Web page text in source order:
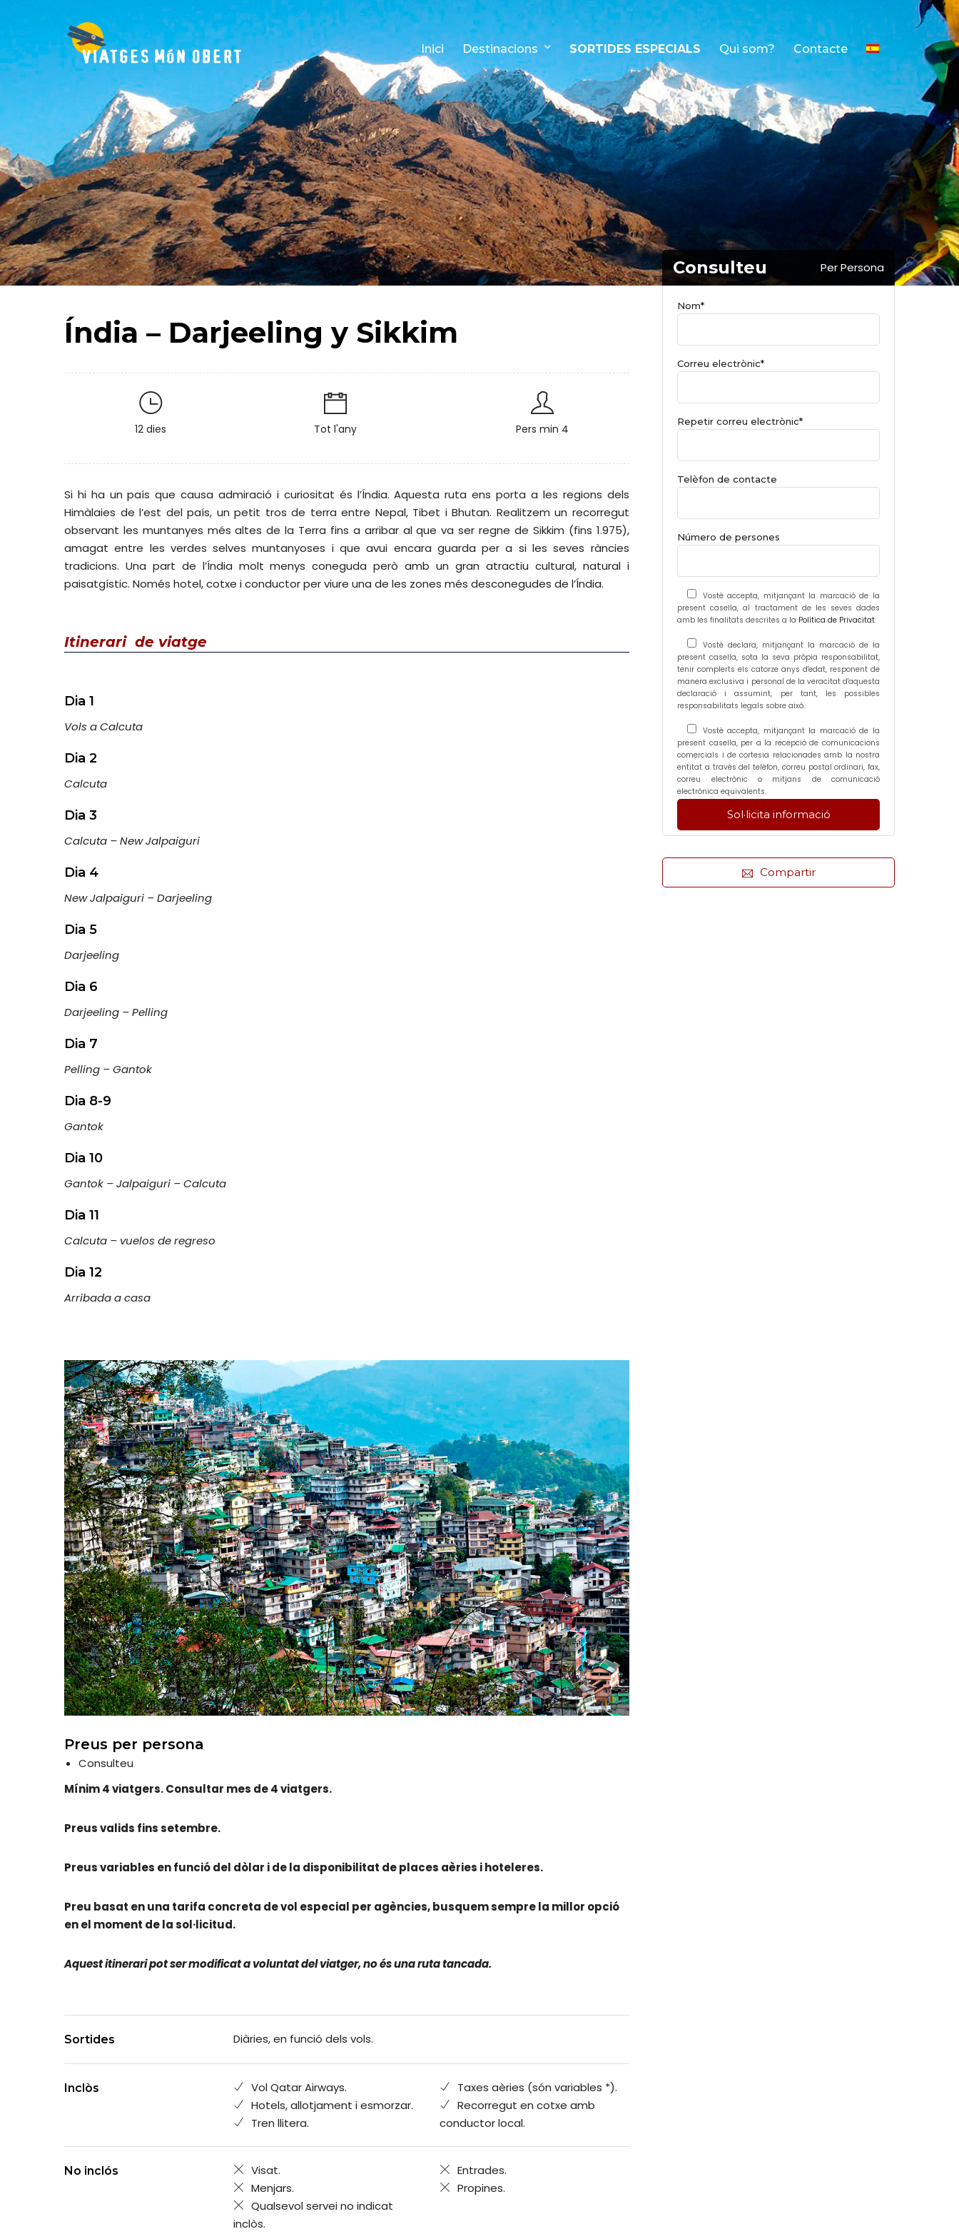
Inici Destinacions SORTIDES ESPECIALS Qui som? Contacte
Consulteu Per Persona
Nom*
Correu electrònic*
Repetir correu electrònic*
Telèfon de contacte
Número de persones
Vostè accepta, mitjançant la marcació de la
present casella, al tractament de les seves dades
amb les finalitats descrites a la Política de Privacitat.
Vostè declara, mitjançant la marcació de la
present casella, sota la seva pròpia responsabilitat,
tenir complerts els catorze anys d'edat, responent de
manera exclusiva i personal de la veracitat d'aquesta
declaració i assumint, per tant, les possibles
responsabilitats legals sobre això.
Vostè accepta, mitjançant la marcació de la
present casella, per a la recepció de comunicacions
comercials i de cortesia relacionades amb la nostra
entitat a través del telèfon, correu postal ordinari, fax,
correu electrònic o mitjans de comunicació
electrònica equivalents.
Compartir
Índia – Darjeeling y Sikkim
12 dies Tot l'any Pers min 4
Si hi ha un país que causa admiració i curiositat és l’Índia. Aquesta ruta ens porta a les regions dels
Himàlaies de l’est del país, un petit tros de terra entre Nepal, Tibet i Bhutan. Realitzem un recorregut
observant les muntanyes més altes de la Terra fins a arribar al que va ser regne de Sikkim (fins 1.975),
amagat entre les verdes selves muntanyoses i que avui encara guarda per a si les seves ràncies
tradicions. Una part de l’Índia molt menys coneguda però amb un gran atractiu cultural, natural i
paisatgístic. Només hotel, cotxe i conductor per viure una de les zones més desconegudes de l’Índia.
Itinerari de viatge
Dia 1
Vols a Calcuta
Dia 2
Calcuta
Dia 3
Calcuta – New Jalpaiguri
Dia 4
New Jalpaiguri – Darjeeling
Dia 5
Darjeeling
Dia 6
Darjeeling – Pelling
Dia 7
Pelling – Gantok
Dia 8-9
Gantok
Dia 10
Gantok – Jalpaiguri – Calcuta
Dia 11
Calcuta – vuelos de regreso
Dia 12
Arribada a casa
Preus per persona
Consulteu
Mínim 4 viatgers. Consultar mes de 4 viatgers.
Preus valids fins setembre.
Preus variables en funció del dòlar i de la disponibilitat de places aèries i hoteleres.
Preu basat en una tarifa concreta de vol especial per agències, busquem sempre la millor opció
en el moment de la sol·licitud.
Aquest itinerari pot ser modificat a voluntat del viatger, no és una ruta tancada.
Sortides Diàries, en funció dels vols.
Inclòs Vol Qatar Airways.
Taxes aèries (són variables *).
Hotels, allotjament i esmorzar.
Recorregut en cotxe amb
conductor local.
Tren llitera.
No inclós Visat.
Entrades.
Menjars.
Propines.
Qualsevol servei no indicat
inclòs.